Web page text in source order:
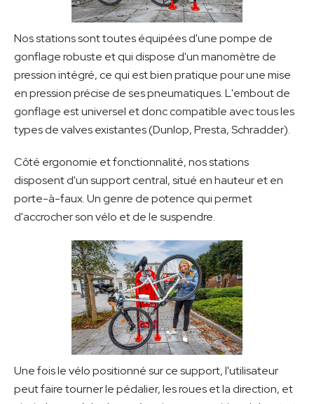
Nos stations sont toutes équipées d'une pompe de
gonflage robuste et qui dispose d'un manomètre de
pression intégré, ce qui est bien pratique pour une mise
en pression précise de ses pneumatiques. L'embout de
gonflage est universel et donc compatible avec tous les
types de valves existantes (Dunlop, Presta, Schradder).
Côté ergonomie et fonctionnalité, nos stations
disposent d'un support central, situé en hauteur et en
porte-à-faux. Un genre de potence qui permet
d'accrocher son vélo et de le suspendre.
Une fois le vélo positionné sur ce support, l'utilisateur
peut faire tourner le pédalier, les roues et la direction, et